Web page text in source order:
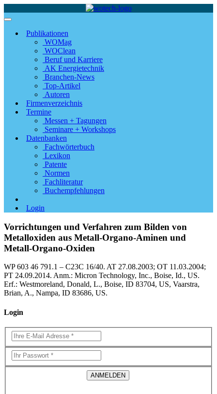
Publikationen
WOMag
WOClean
Beruf und Karriere
AK Energietechnik
Branchen-News
Top-Artikel
Autoren
Firmenverzeichnis
Termine
Messen + Tagungen
Seminare + Workshops
Datenbanken
Fachwörterbuch
Lexikon
Patente
Normen
Fachliteratur
Buchempfehlungen
Login
Vorrichtungen und Verfahren zum Bilden von
Metalloxiden aus Metall-Organo-Aminen und
Metall-Organo-Oxiden
WP 603 46 791.1 – C23C 16/40. AT 27.08.2003; OT 11.03.2004;
PT 24.09.2014. Anm.: Micron Technology, Inc., Boise, Id., US.
Erf.: Westmoreland, Donald, L., Boise, ID 83704, US, Vaarstra,
Brian, A., Nampa, ID 83686, US.
Login